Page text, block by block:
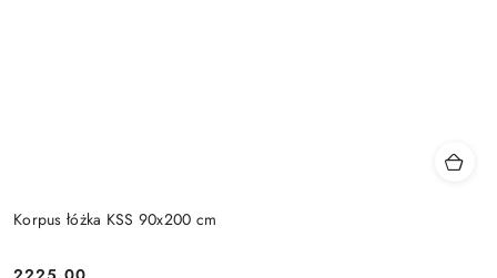
Korpus łóżka KSS 90x200 cm